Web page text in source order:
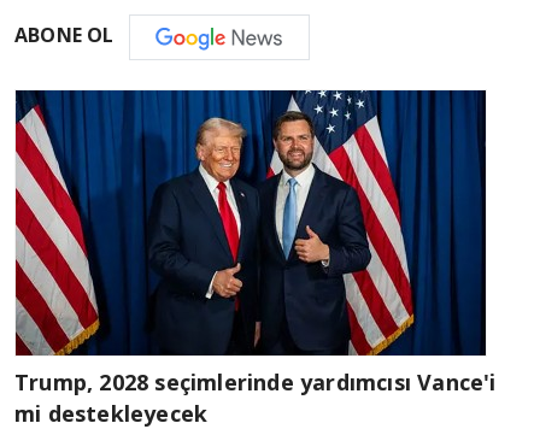
ABONE OL
Trump, 2028 seçimlerinde yardımcısı Vance'i
mi destekleyecek